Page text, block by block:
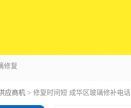
修复
应商机 > 修复时间短 成华区玻璃修补电话